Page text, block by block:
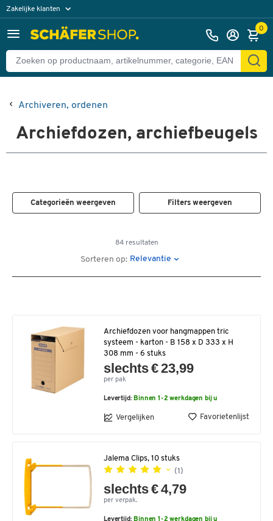
Zakelijke klanten
Particuliere klanten 0
Archiveren, ordenen
Archiefdozen, archiefbeugels
Categorieën weergeven Filters weergeven
84 resultaten
Sorteren op: Relevantie
Archiefdozen voor hangmappen tric
systeem - karton - B 158 x D 333 x H
308 mm - 6 stuks
slechts € 23,99
per pak
Levertijd: Binnen 1-2 werkdagen bij u
Vergelijken Favorietenlijst
Jalema Clips, 10 stuks
(1)
slechts € 4,79
per verpak.
Levertijd: Binnen 1-2 werkdagen bij u